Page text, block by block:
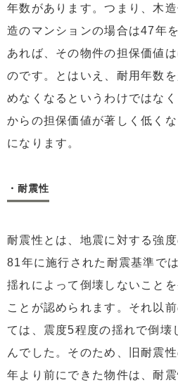
年数があります。つまり、木
造のマンションの場合は47年
あれば、その物件の担保価値
のです。とはいえ、耐用年数
めなくなるというわけではな
からの担保価値が著しく低く
になります。
・耐震性
耐震性とは、地震に対する強
81年に施行された耐震基準で
揺れによって倒壊しないこと
ことが認められます。それ以
ては、震度5程度の揺れで倒壊
んでした。そのため、旧耐震
年より前にできた物件は、耐